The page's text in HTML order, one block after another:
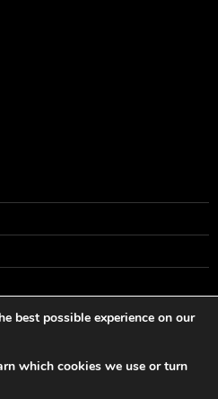
best possible experience on our
which cookies we use or turn